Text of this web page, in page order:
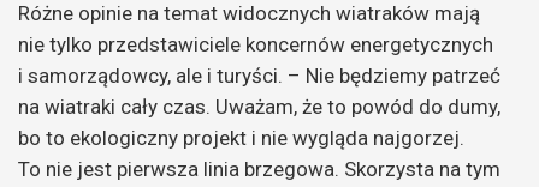
Różne opinie na temat widocznych wiatraków mają
nie tylko przedstawiciele koncernów energetycznych
i samorządowcy, ale i turyści. – Nie będziemy patrzeć
na wiatraki cały czas. Uważam, że to powód do dumy,
bo to ekologiczny projekt i nie wygląda najgorzej.
To nie jest pierwsza linia brzegowa. Skorzysta na tym